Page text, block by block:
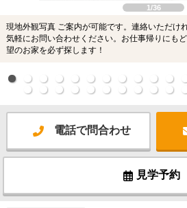
1/36
現地外観写真 ご案内が可能です。連絡いただけ
気軽にお問い合わせください。お仕事帰りにも
望のお家を必ず探します！
電話で問合わせ
見学予約